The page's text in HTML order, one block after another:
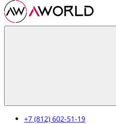
+7 (812) 602-51-19